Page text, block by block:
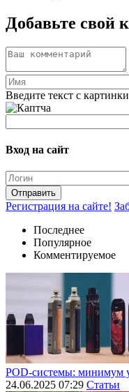
Добавьте свой
Введите текст с картинки
Вход на сайт
Отправить
Регистрация на сайте!
Последнее
Популярное
Комментируемое
POD-системы: минимум
24.06.2025 07:29 Статьи